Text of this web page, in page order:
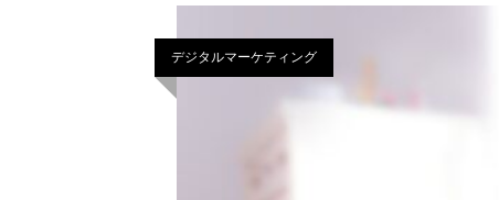
デジタルマーケティング